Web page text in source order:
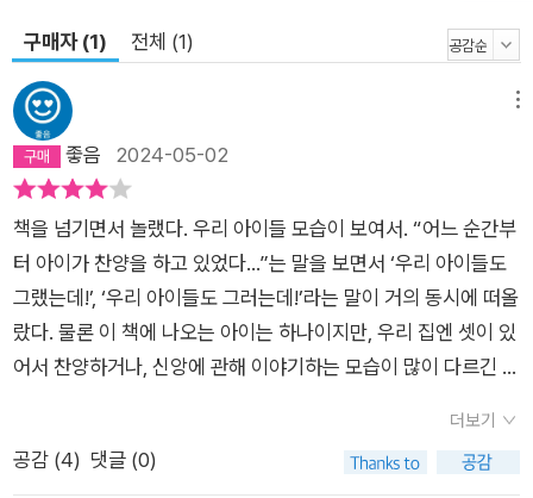
자구매자 (1) 전체 (1)
좋음 2024-05-02
책을 넘기면서 놀랬다. 우리 아이들 모습이 보여서. “어느 순간부
터 아이가 찬양을 하고 있었다...”는 말을 보면서 ‘우리 아이들도
그랬는데!’, ‘우리 아이들도 그러는데!’라는 말이 거의 동시에 떠올
랐다. 물론 이 책에 나오는 아이는 하나이지만, 우리 집엔 셋이 있
어서 찬양하거나, 신앙에 관해 이야기하는 모습이 많이 다르긴 하
로 찬양하고, 하나님을 말하는 정도를 넘어선다고 느끼는 때가 한
두 번이 아니다. 성령님께서 우리 아이들과 함께하신다는 것을 문
더보기
공감 (4) 댓글 (0)